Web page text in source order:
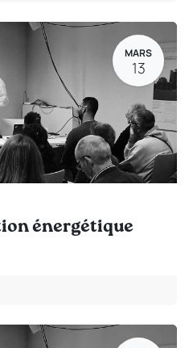
MARS
13
énergétique